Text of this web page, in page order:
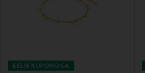
EELIS KUPONGIGA